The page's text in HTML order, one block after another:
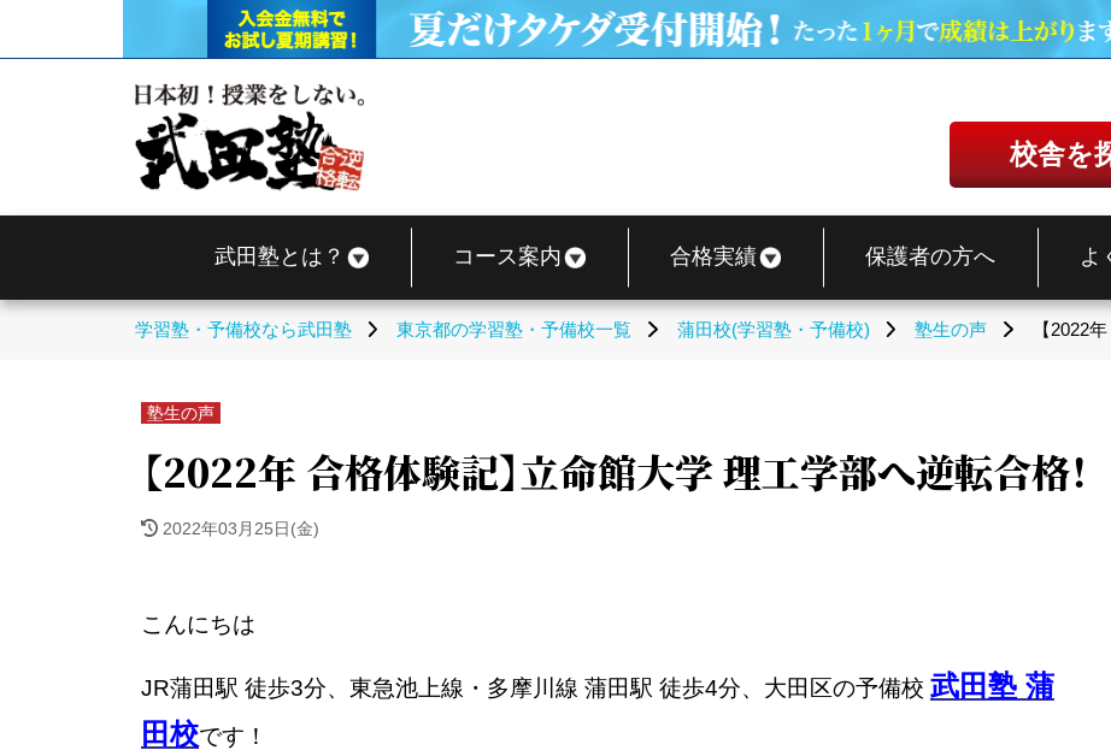
校舎を
武田塾とは？ コース案内 合格実績 保護者の方へ よ
学習塾・予備校なら武田塾 東京都の学習塾・予備校一覧 蒲田校(学習塾・予備校) 塾生の声 【2022
塾生の声
【2022年 合格体験記】立命館大学 理工学部へ逆転合格！
2022年03月25日(金)
こんにちは
JR蒲田駅 徒歩3分、東急池上線・多摩川線 蒲田駅 徒歩4分、大田区の予備校 武田塾 蒲
田校です！